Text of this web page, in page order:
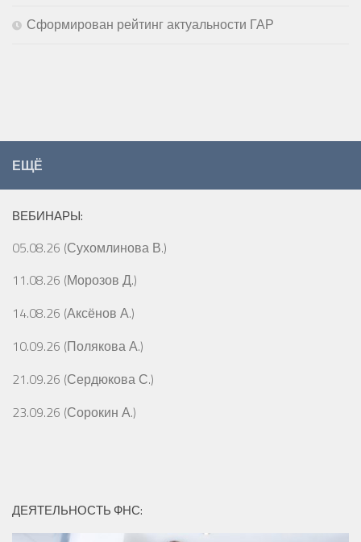
Сформирован рейтинг актуальности ГАР
ЕЩЁ
ВЕБИНАРЫ:
05.08.26 (Сухомлинова В.)
11.08.26 (Морозов Д.)
14.08.26 (Аксёнов А.)
10.09.26 (Полякова А.)
21.09.26 (Сердюкова С.)
23.09.26 (Сорокин А.)
ДЕЯТЕЛЬНОСТЬ ФНС: